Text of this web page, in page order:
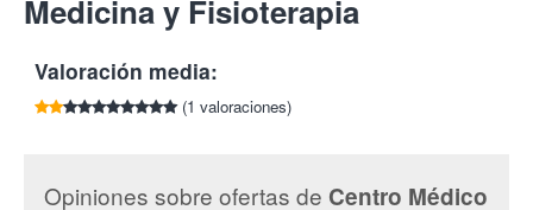
air pressure .
Fue desarrollado originalmente por la NASA para entrenar a
astronautas en condiciones de baja gravedad, y hoy se utiliza
principalmente para pacientes con lesiones
El paciente se introduce dentro de una especie detúnel
dirigirte al comercio ofertante. El comercio podría requerir
Medicina y Fisioterapia
Valoración media:
(1 valoraciones)
Opiniones sobre ofertas de Centro Médico